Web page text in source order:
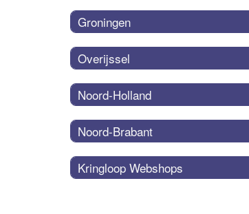
Groningen
Overijssel
Noord-Holland
Noord-Brabant
Kringloop Webshops